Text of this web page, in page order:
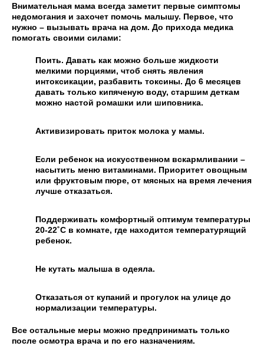
Внимательная мама всегда заметит первые симптомы
недомогания и захочет помочь малышу. Первое, что
нужно – вызывать врача на дом. До прихода медика
помогать своими силами:
Поить. Давать как можно больше жидкости
мелкими порциями, чтоб снять явления
интоксикации, разбавить токсины. До 6 месяцев
давать только кипяченую воду, старшим деткам
можно настой ромашки или шиповника.
Активизировать приток молока у мамы.
Если ребенок на искусственном вскармливании –
насытить меню витаминами. Приоритет овощным
или фруктовым пюре, от мясных на время лечения
лучше отказаться.
Поддерживать комфортный оптимум температуры
20-22˚С в комнате, где находится температурящий
ребенок.
Не кутать малыша в одеяла.
Отказаться от купаний и прогулок на улице до
нормализации температуры.
Все остальные меры можно предпринимать только
после осмотра врача и по его назначениям.